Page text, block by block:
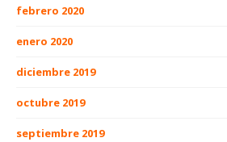
febrero 2020
enero 2020
diciembre 2019
octubre 2019
septiembre 2019